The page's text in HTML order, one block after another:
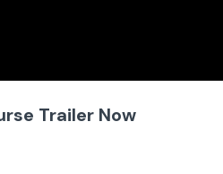
Trailer Now